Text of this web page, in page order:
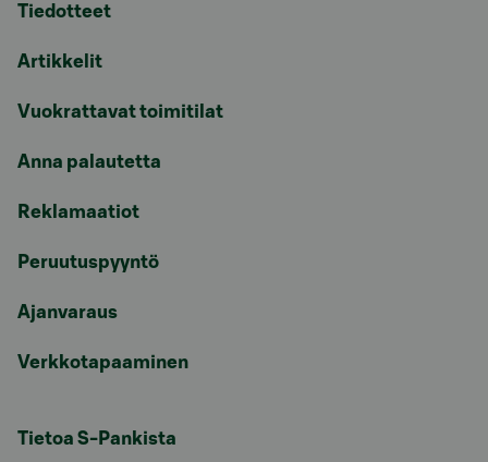
Tiedotteet
Artikkelit
Vuokrattavat toimitilat
Anna palautetta
Reklamaatiot
Peruutuspyyntö
Ajanvaraus
Verkkotapaaminen
Tietoa S-Pankista